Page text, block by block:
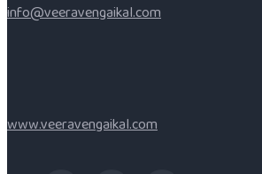
info@veeravengaikal.com
www.veeravengaikal.com